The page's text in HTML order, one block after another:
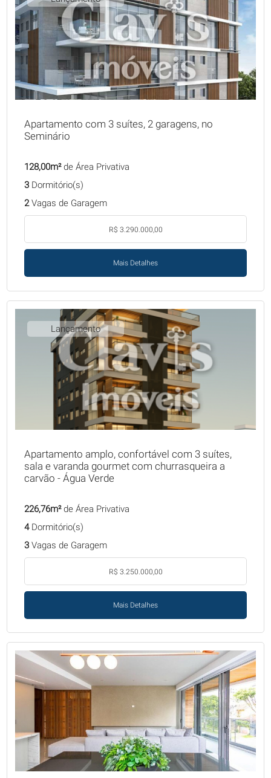
Apartamento com 3 suítes, 2 garagens, no
Seminário
128,00m²de Área Privativa
3Dormitório(s)
2Vagas de Garagem
R$ 3.290.000,00
Mais Detalhes
Lançamento
Apartamento amplo, confortável com 3 suítes,
sala e varanda gourmet com churrasqueira a
carvão - Água Verde
226,76m²de Área Privativa
4Dormitório(s)
3Vagas de Garagem
R$ 3.250.000,00
Mais Detalhes